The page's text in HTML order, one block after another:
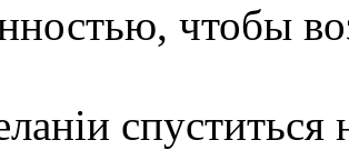
чтобы
спуститься